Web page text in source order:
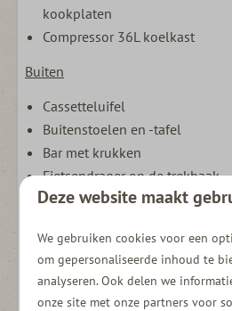
kookplaten
Compressor 36L koelkast
Buiten
Cassetteluifel
Buitenstoelen en -tafel
Bar met krukken
Fietsendrager op de trekhaak
Zonnepaneel
Inventaris
Volledige keuken inventaris
Dekbedden
Deze website maakt
We gebruiken cookies voor een
om gepersonaliseerde inhoud te
analyseren. Ook delen we
onze site met onze partners voor